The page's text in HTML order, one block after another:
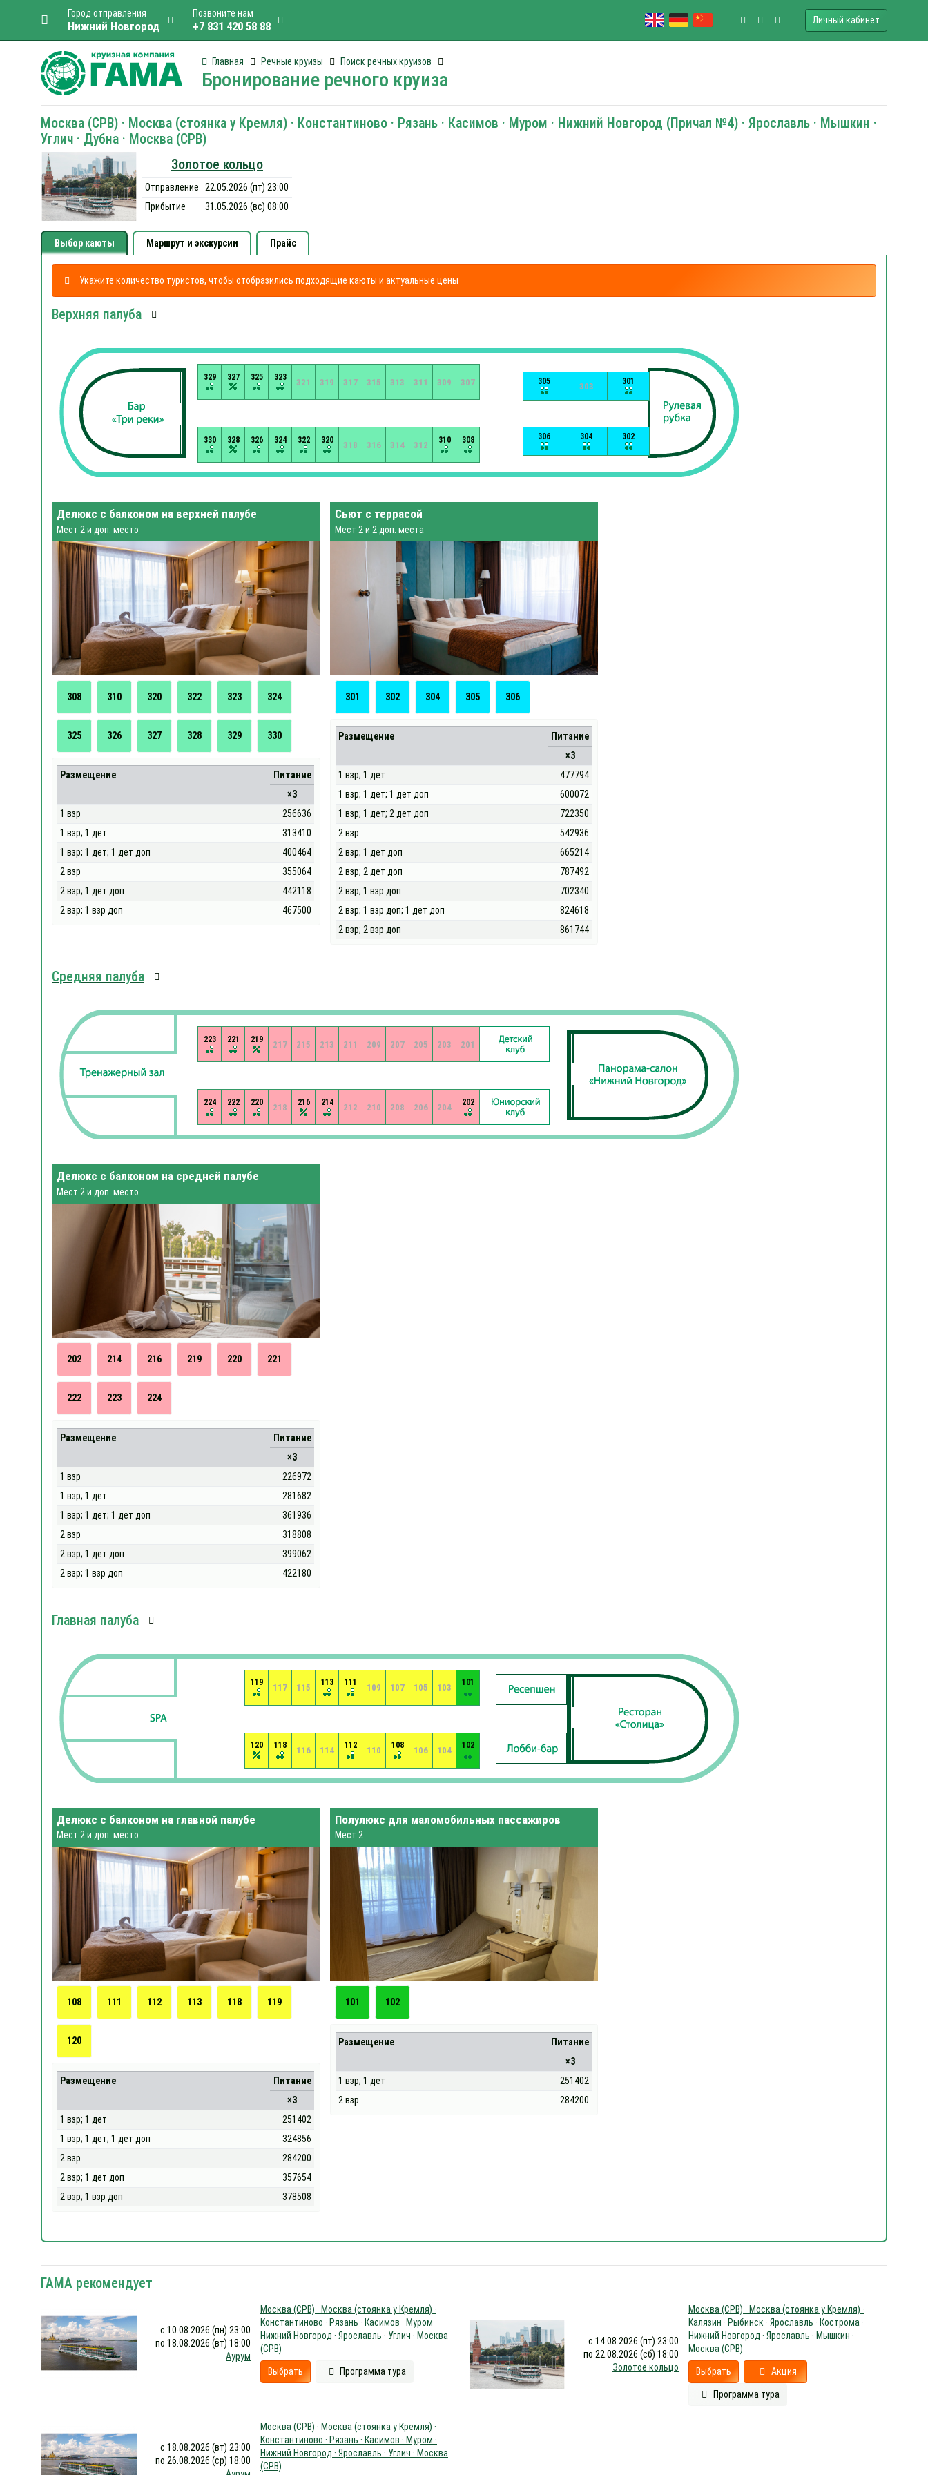
Город отправления
Нижний Новгород
Позвоните нам
+7 831 420 58 88 Личный кабинет
Главная Речные круизы Поиск речных круизов
Бронирование речного круиза
Москва (СРВ) · Москва (стоянка у Кремля) · Константиново · Рязань · Касимов · Муром · Нижний Новгород (Причал №4) · Ярославль · Мышкин ·
Углич · Дубна · Москва (СРВ)
Золотое кольцо
Отправление
22.05.2026 (пт) 23:00
Прибытие
31.05.2026 (вс) 08:00
Выбор каюты Маршрут и экскурсии Прайс
Укажите количество туристов, чтобы отобразились подходящие каюты и актуальные цены
Верхняя палуба
301
302
303
304
305
306
307
308
309
310
311
312
313
314
315
316
317
318
319
320
321
322
323
324
325
326
327
328
329
330
Делюкс с балконом на верхней палубе
Мест 2 и доп. место
308 310 320 322 323 324
325 326 327 328 329 330
Размещение
Питание
×3
1 взр
256636
1 взр; 1 дет
313410
1 взр; 1 дет; 1 дет доп
400464
2 взр
355064
2 взр; 1 дет доп
442118
2 взр; 1 взр доп
467500
Сьют с террасой
Мест 2 и 2 доп. места
301 302 304 305 306
Размещение
Питание
×3
1 взр; 1 дет
477794
1 взр; 1 дет; 1 дет доп
600072
1 взр; 1 дет; 2 дет доп
722350
2 взр
542936
2 взр; 1 дет доп
665214
2 взр; 2 дет доп
787492
2 взр; 1 взр доп
702340
2 взр; 1 взр доп; 1 дет доп
824618
2 взр; 2 взр доп
861744
Средняя палуба
201
202
203
204
205
206
207
208
209
210
211
212
213
214
215
216
217
218
219
220
221
222
223
224
Делюкс с балконом на средней палубе
Мест 2 и доп. место
202 214 216 219 220 221
222 223 224
Размещение
Питание
×3
1 взр
226972
1 взр; 1 дет
281682
1 взр; 1 дет; 1 дет доп
361936
2 взр
318808
2 взр; 1 дет доп
399062
2 взр; 1 взр доп
422180
Главная палуба
101
102
103
104
105
106
107
108
109
110
111
112
113
114
115
116
117
118
119
120
Делюкс с балконом на главной палубе
Мест 2 и доп. место
108 111 112 113 118 119
120
Размещение
Питание
×3
1 взр; 1 дет
251402
1 взр; 1 дет; 1 дет доп
324856
2 взр
284200
2 взр; 1 дет доп
357654
2 взр; 1 взр доп
378508
Полулюкс для маломобильных пассажиров
Мест 2
101 102
Размещение
Питание
×3
1 взр; 1 дет
251402
2 взр
284200
ГАМА рекомендует
с 10.08.2026 (пн) 23:00
по 18.08.2026 (вт) 18:00
Аурум
Москва (СРВ) · Москва (стоянка у Кремля) ·
Константиново · Рязань · Касимов · Муром ·
Нижний Новгород · Ярославль · Углич · Москва
(СРВ)
Выбрать Программа тура
с 14.08.2026 (пт) 23:00
по 22.08.2026 (сб) 18:00
Золотое кольцо
Москва (СРВ) · Москва (стоянка у Кремля) ·
Калязин · Рыбинск · Ярославль · Кострома ·
Нижний Новгород · Ярославль · Мышкин ·
Москва (СРВ)
Выбрать Акция
Программа тура
с 18.08.2026 (вт) 23:00
по 26.08.2026 (ср) 18:00
Москва (СРВ) · Москва (стоянка у Кремля) ·
Константиново · Рязань · Касимов · Муром ·
Нижний Новгород · Ярославль · Углич · Москва
(СРВ)